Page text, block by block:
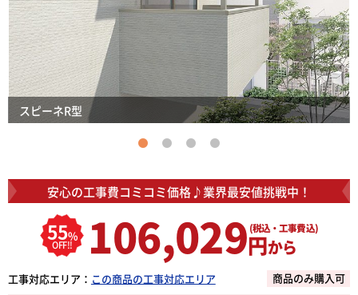
スピーネR型
安心の工事費コミコミ価格♪業界最安値挑戦中！
55%
OFF!!
(税込・工事費込)
106,029円から
工事対応エリア： この商品の工事対応エリア 商品のみ購入可